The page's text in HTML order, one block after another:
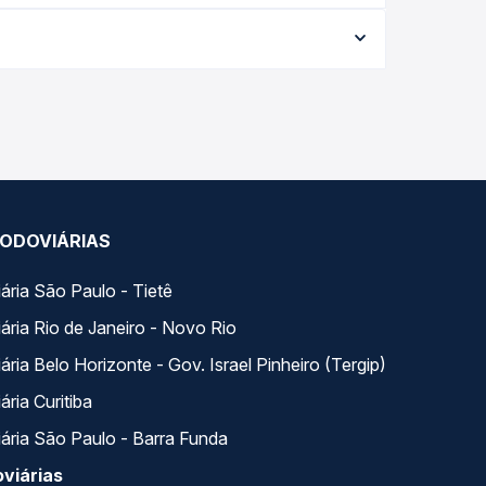
oferta para o seu roteiro.
São Paulo - Tietê
Rio de Janeiro - Novo Rio
Belo Horizonte - Gov. Israel Pinheiro (Tergip)
Curitiba
São Paulo - Barra Funda